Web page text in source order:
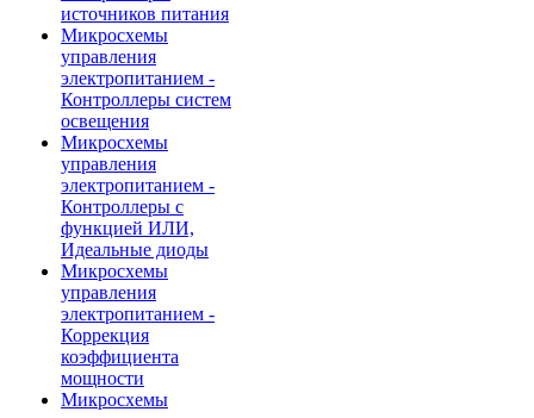
источников питания
Микросхемы
управления
электропитанием -
Контроллеры систем
освещения
Микросхемы
управления
электропитанием -
Контроллеры с
функцией ИЛИ,
Идеальные диоды
Микросхемы
управления
электропитанием -
Коррекция
коэффициента
мощности
Микросхемы